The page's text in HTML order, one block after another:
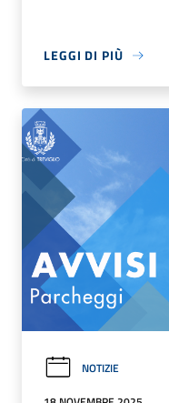
LEGGI DI PIÙ
NOTIZIE